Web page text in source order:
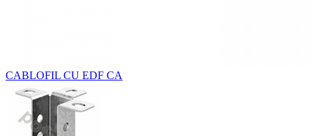
CABLOFIL CU EDF CA